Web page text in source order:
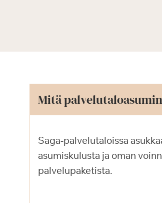
Mitä
Saga-palvelutaloissa
asumiskulusta ja oman
palvelupaketista.